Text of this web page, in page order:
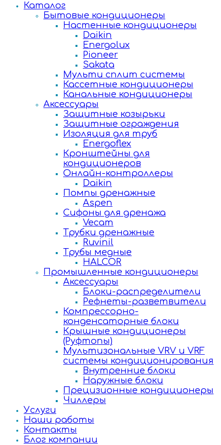
Каталог
Бытовые кондиционеры
Настенные кондиционеры
Daikin
Energolux
Pioneer
Sakata
Мульти сплит системы
Кассетные кондиционеры
Канальные кондиционеры
Аксессуары
Защитные козырьки
Защитные ограждения
Изоляция для труб
Energoflex
Кронштейны для
кондиционеров
Онлайн-контроллеры
Daikin
Помпы дренажные
Aspen
Сифоны для дренажа
Vecam
Трубки дренажные
Ruvinil
Трубы медные
HALCOR
Промышленные кондиционеры
Аксессуары
Блоки-распределители
Рефнеты-разветвители
Компрессорно-
конденсаторные блоки
Крышные кондиционеры
(Руфтопы)
Мультизональные VRV и VRF
системы кондиционирования
Внутренние блоки
Наружные блоки
Прецизионные кондиционеры
Чиллеры
Услуги
Наши работы
Контакты
Блог компании